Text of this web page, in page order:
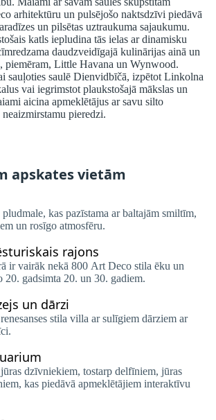
arhitektūru un pulsējošo naktsdzīvi piedāvā
un pilsētas uztraukuma sajaukumu.
katls iepludina tās ielas ar dinamisku
daudzveidīgajā kulinārijas ainā un
piemēram, Little Havana un Wynwood.
sauļoties saulē Dienvidbīčā, izpētot Linkolna
vai iegrimstot plaukstošajā mākslas un
aicina apmeklētājus ar savu silto
pieredzi.
apskates vietām
kas pazīstama ar baltajām smiltīm,
un rosīgo atmosfēru.
rajons
ir vairāk nekā 800 Art Deco stila ēku un
20. gadsimta 20. un 30. gadiem.
un dārzi
stila villa ar sulīgiem dārziem ar
dzīvniekiem, tostarp delfīniem, jūras
kas piedāvā apmeklētājiem interaktīvu